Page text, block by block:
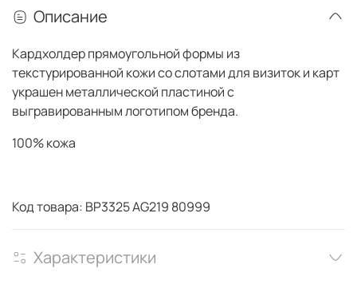
Описание
Кардхолдер прямоугольной формы из
текстурированной кожи со слотами для визиток и карт
украшен металлической пластиной с
выгравированным логотипом бренда.
100% кожа
Код товара: BP3325 AG219 80999
Характеристики